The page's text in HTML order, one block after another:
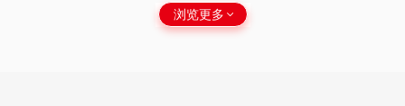
浏览更多